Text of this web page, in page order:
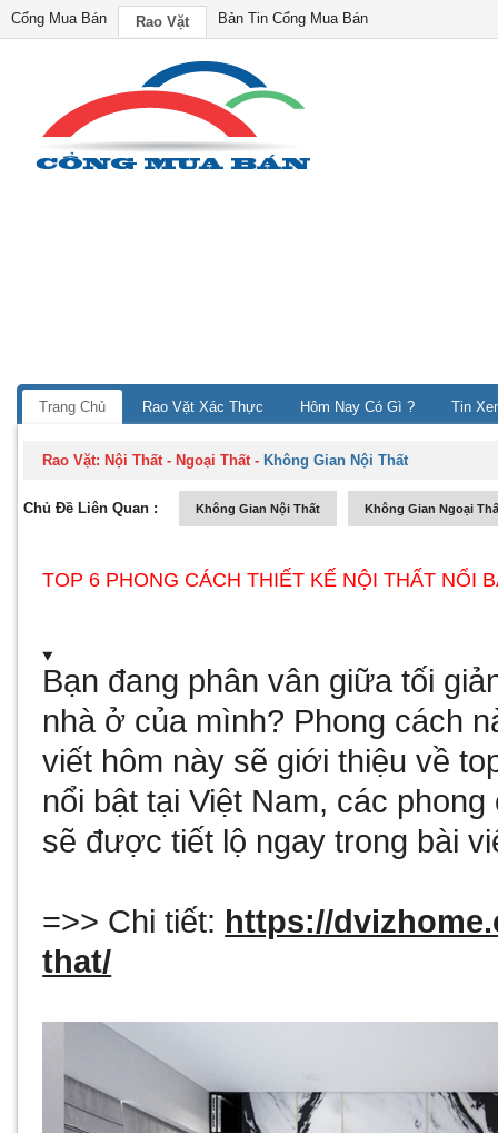
Cổng Mua Bán Rao Vặt Bản Tin Cổng Mua Bán
Trang Chủ Rao Vặt Xác Thực Hôm Nay Có Gì ? Tin
Rao Vặt: Nội Thất - Ngoại Thất- Không Gian Nội Thất
Chủ Đề Liên Quan : Không Gian Nội Thất Không Gian Ngoại
TOP 6 PHONG CÁCH THIẾT KẾ NỘI THẤT NỔI
Bạn đang phân vân giữa tối
nhà ở của mình? Phong cách
viết hôm này sẽ giới thiệu về
nổi bật tại Việt Nam, các
sẽ được tiết lộ ngay trong bài
=>> Chi tiết: https://
that/